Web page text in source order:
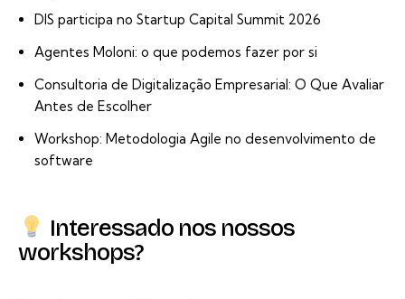
DIS participa no Startup Capital Summit 2026
Agentes Moloni: o que podemos fazer por si
Consultoria de Digitalização Empresarial: O Que Avaliar
Antes de Escolher
Workshop: Metodologia Agile no desenvolvimento de
software
Interessado nos nossos
workshops?